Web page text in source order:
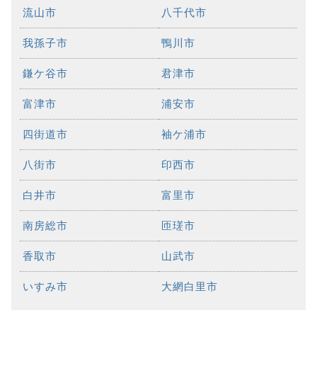
流山市 八千代市
我孫子市 鴨川市
鎌ケ谷市 君津市
富津市 浦安市
四街道市 袖ケ浦市
八街市 印西市
白井市 富里市
南房総市 匝瑳市
香取市 山武市
いすみ市 大網白里市